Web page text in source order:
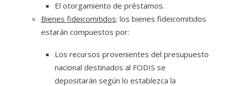
El otorgamiento de préstamos.
Bienes fideicomitidos: los bienes fideicomitidos
estarán compuestos por:
Los recursos provenientes del presupuesto
nacional destinados al FODIS se
depositarán según lo establezca la